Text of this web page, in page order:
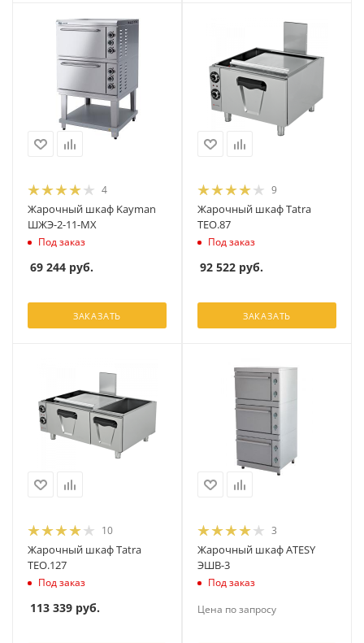
4
Жарочный шкаф Kayman
ШЖЭ-2-11-МХ
Под заказ
69 244 руб.
ЗАКАЗАТЬ
9
Жарочный шкаф Tatra
TEO.87
Под заказ
92 522 руб.
ЗАКАЗАТЬ
10
Жарочный шкаф Tatra
TEO.127
Под заказ
113 339 руб.
3
Жарочный шкаф ATESY
ЭШВ-3
Под заказ
Цена по запросу